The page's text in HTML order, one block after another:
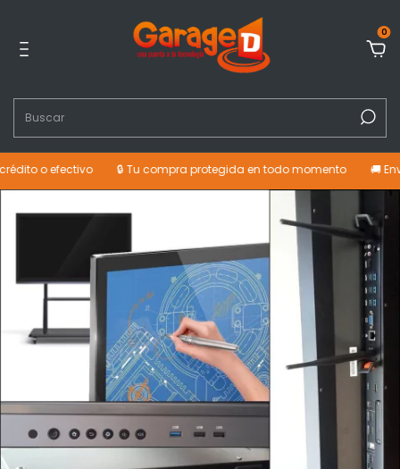
0
efectivo 🔒 Tu compra protegida en todo momento 🚚 Envíos a